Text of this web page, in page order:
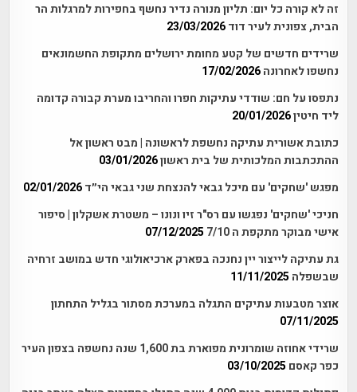
זה לא קורה כל יום: תליון מנורה נדיר נחשף בחפירות למרגלות הר
הבית, צפונית לעיר דוד 23/03/2026
שרידים חדשים של קטע מחומת ירושלים מתקופת החשמונאים
נחשפו לאחרונה 17/02/2026
נתפסו על חם: שודדי עתיקות חפרו והחריבו מערת קבורה קדומה
ליד חיטין20/01/2026
כתובת אשורית עתיקה נחשפת לראשונה | מבט ראשון אל
ההתכתבות המלכותית של בית ראשון03/01/2026
מפגש 'שחקים' עם מיכל גבאי להנצחת שני גבאי הי״ד 02/01/2026
חניכי 'שחקים' נפגשו עם רס"ר זיו ונונו – משטרת אשקלון | סיפור
אישי מבוקר מתקפת ה 7/10
07/12/2025
גת עתיקה לייצור יין נחנכה בפארק ארכיאולוגי חדש במושב זרחיה
שבשפלה 11/11/2025
אוצר מטבעות עתיקים התגלה במערכת מסתור בגליל התחתון
07/11/2025
שרידי אחוזה שומרונית מפוארת בת 1,600 שנה נחשפה בצפון העיר
כפר קאסם 03/10/2025